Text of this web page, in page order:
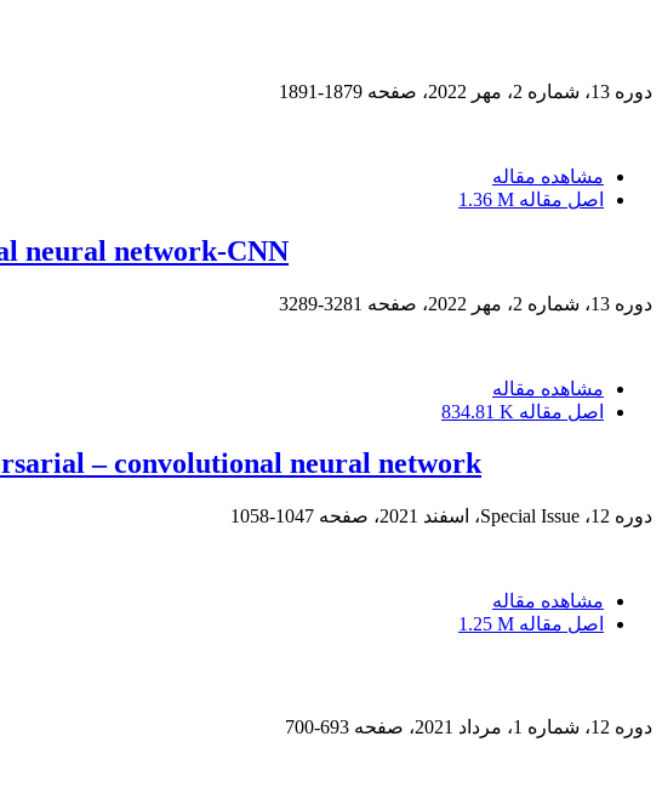
دوره 13، شماره 2، مهر 2022، صفحه 1879-1891
مشاهده مقاله
اصل مقاله 1.36 M
neural network-CNN
دوره 13، شماره 2، مهر 2022، صفحه 3281-3289
مشاهده مقاله
اصل مقاله 834.81 K
– convolutional neural network
دوره 12، Special Issue، اسفند 2021، صفحه 1047-1058
مشاهده مقاله
اصل مقاله 1.25 M
دوره 12، شماره 1، مرداد 2021، صفحه
693-700